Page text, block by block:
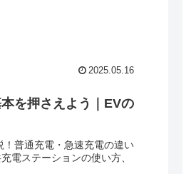
2025.05.16
を押さえよう｜EVの
普通充電・急速充電の違い
電ステーションの使い方、